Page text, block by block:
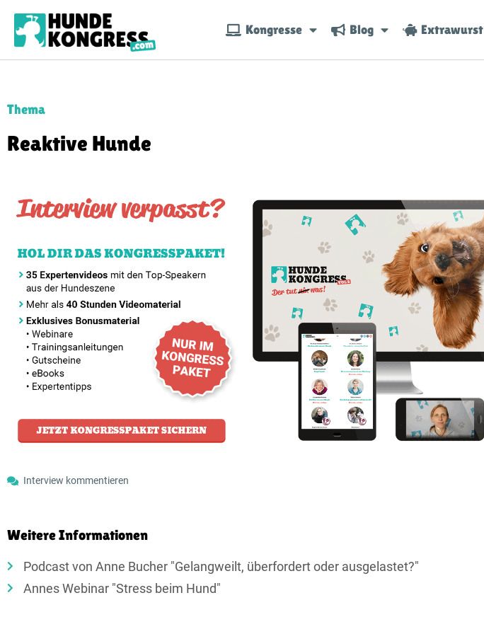
Kongresse Blog Extrawurst
Thema
Reaktive Hunde
Interview kommentieren
Weitere Informationen
Podcast von Anne Bucher "Gelangweilt, überfordert oder ausgelastet?"
Annes Webinar "Stress beim Hund"